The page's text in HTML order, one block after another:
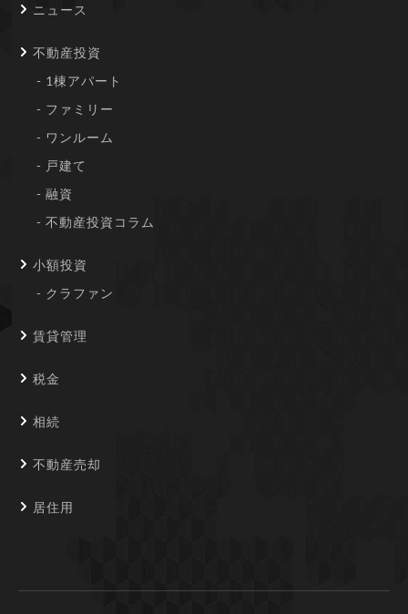
ニュース
不動産投資
1棟アパート
ファミリー
ワンルーム
戸建て
融資
不動産投資コラム
小額投資
クラファン
賃貸管理
税金
相続
不動産売却
居住用